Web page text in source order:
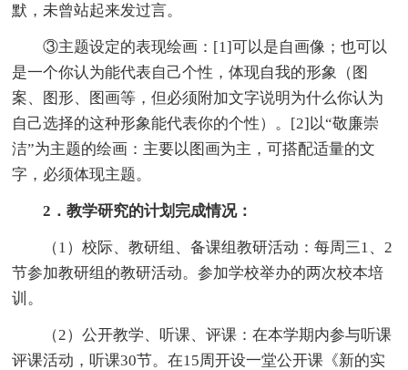
默，未曾站起来发过言。
③主题设定的表现绘画：[1]可以是自画像；也可以
是一个你认为能代表自己个性，体现自我的形象（图
案、图形、图画等，但必须附加文字说明为什么你认为
自己选择的这种形象能代表你的个性）。[2]以“敬廉崇
洁”为主题的绘画：主要以图画为主，可搭配适量的文
字，必须体现主题。
2．教学研究的计划完成情况：
（1）校际、教研组、备课组教研活动：每周三1、2
节参加教研组的教研活动。参加学校举办的两次校本培
训。
（2）公开教学、听课、评课：在本学期内参与听课
评课活动，听课30节。在15周开设一堂公开课《新的实